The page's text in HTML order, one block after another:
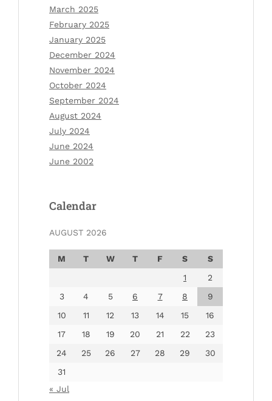
March 2025
February 2025
January 2025
December 2024
November 2024
October 2024
September 2024
August 2024
July 2024
June 2024
June 2002
Calendar
AUGUST 2026
M T W T F S
S
1
2
3
4 5 6 7 8
9
10
11 12 13 14 15
16
17
18 19 20 21 22
23
24
25 26 27 28 29
30
31
« Jul